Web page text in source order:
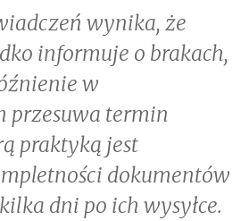
wynika, że
informuje o brakach,
w
przesuwa termin
praktyką jest
dokumentów
dni po ich wysyłce.